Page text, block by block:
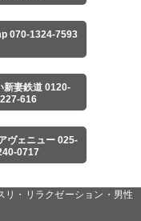
070-1324-7593
新妻鉄道 0120-
227-616
ヴェニュー 025-
0717
リ・リラクゼーション・男性